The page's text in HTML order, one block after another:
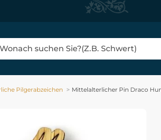
Pilgerabzeichen Mittelalterlicher Pin Draco